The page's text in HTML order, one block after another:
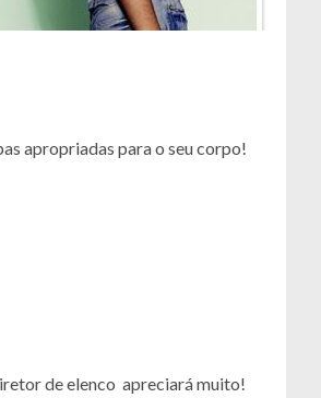
apropriadas para o seu corpo!
de elenco apreciará muito!